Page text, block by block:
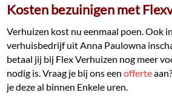
Kosten bezuinigen met
Verhuizen kost nu eenmaal poen. Ook
verhuisbedrijf uit Anna Paulowna
betaal jij bij Flex Verhuizen nog meer
nodig is. Vraag je bij ons eenofferte
je deze al binnen Enkele uren.